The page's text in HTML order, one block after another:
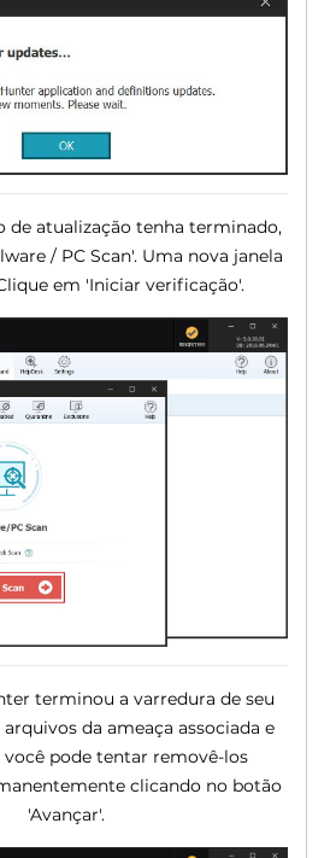
de atualização tenha terminado,
/ PC Scan'. Uma nova janela
em 'Iniciar verificação'.
terminou a varredura de seu
da ameaça associada e
pode tentar removê-los
clicando no botão
'Avançar'.